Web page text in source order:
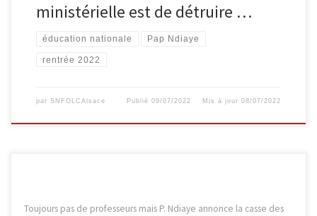
ministérielle est de détruire …
éducation nationale Pap Ndiaye
rentrée 2022
par SNFOLCAlsace Publié09/07/2022 Mis à jour08/07/2022
Toujours pas de professeurs mais P. Ndiaye annonce la casse des